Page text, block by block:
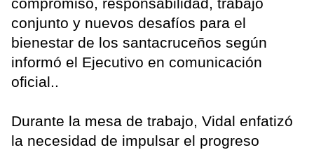
compromiso, responsabilidad, trabajo
conjunto y nuevos desafíos para el
bienestar de los santacruceños según
informó el Ejecutivo en comunicación
oficial..
Durante la mesa de trabajo, Vidal enfatizó
la necesidad de impulsar el progreso